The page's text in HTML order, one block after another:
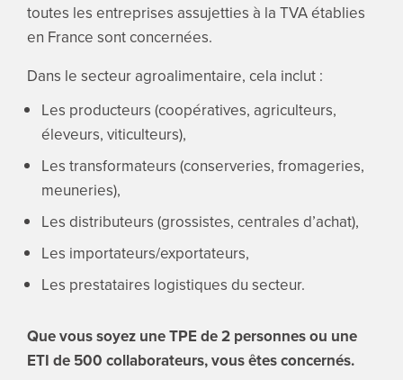
toutes les entreprises assujetties à la TVA établies
en France sont concernées.
Dans le secteur agroalimentaire, cela inclut :
Les producteurs (coopératives, agriculteurs,
éleveurs, viticulteurs),
Les transformateurs (conserveries, fromageries,
meuneries),
Les distributeurs (grossistes, centrales d’achat),
Les importateurs/exportateurs,
Les prestataires logistiques du secteur.
Que vous soyez une TPE de 2 personnes ou une
ETI de 500 collaborateurs, vous êtes concernés.